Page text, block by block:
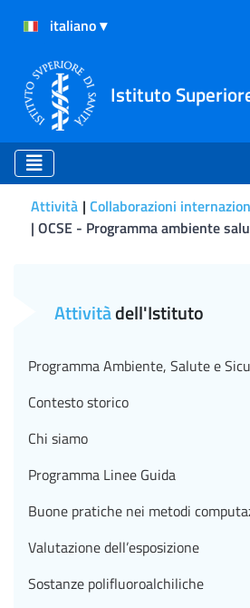
Istituto
Attività Collaborazioni
OCSE - Programma ambiente
Attivitàdell'Istituto
Programma Ambiente, Salute e
Contesto storico
Chi siamo
Programma Linee Guida
Buone pratiche nei metodi
Valutazione dell’esposizione
Sostanze polifluoroalchiliche